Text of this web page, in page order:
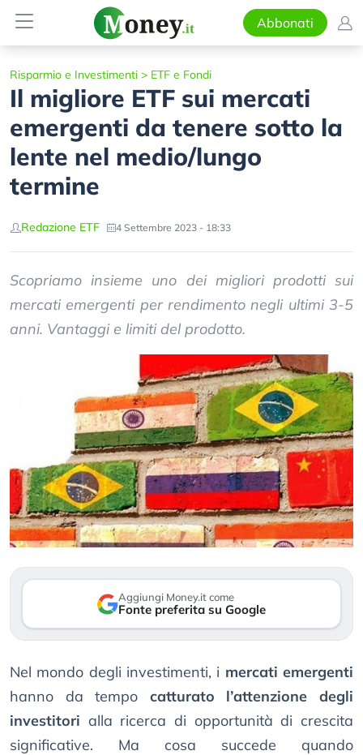
Abbonati
Risparmio e Investimenti > ETF e Fondi
Il migliore ETF sui mercati
emergenti da tenere sotto la
lente nel medio/lungo
termine
Redazione ETF 4 Settembre 2023 - 18:33
Scopriamo insieme uno dei migliori prodotti sui
mercati emergenti per rendimento negli ultimi 3-5
anni. Vantaggi e limiti del prodotto.
Aggiungi Money.it come
Fonte preferita su Google
Nel mondo degli investimenti, i mercati emergenti
hanno da tempo catturato l’attenzione degli
investitori alla ricerca di opportunità di crescita
significative. Ma cosa succede quando